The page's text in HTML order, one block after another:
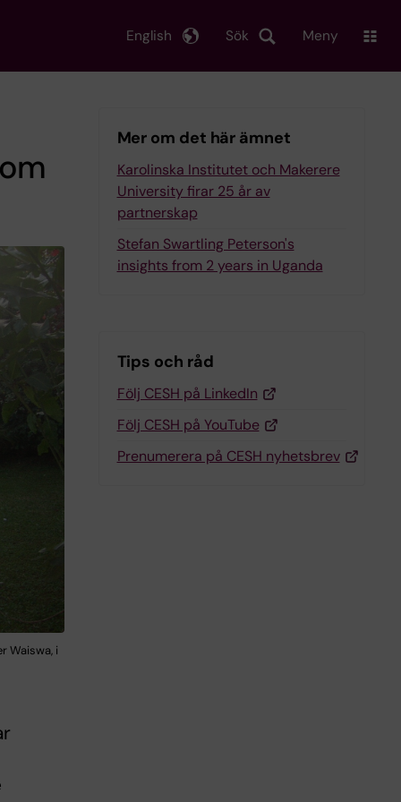
Sök
English Meny
Waiswa, i
Mer om det här ämnet
Karolinska Institutet och Makerere
University firar 25 år av
partnerskap
Stefan Swartling Peterson's
insights from 2 years in Uganda
Tips och råd
Följ CESH på LinkedIn
Följ CESH på YouTube
Prenumerera på CESH nyhetsbrev